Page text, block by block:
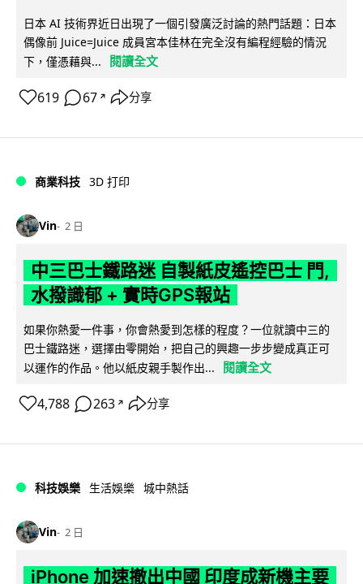
日本 AI 技術界近日出現了一個引發廣泛討論的熱門話題：日本
偶像前 Juice=Juice 成員宮本佳林在完全沒有編程經驗的情況
下，僅憑藉與...
閱讀全文
619 67 ↗ 分享
商業科技 3D 打印
Vin 2 日
中三巴士鐵路迷 自製紙皮遙控巴士 門,
水撥識郁 + 實時GPS報站
如果你熱愛一件事，你會熱愛到怎樣的程度？一位就讀中三的
巴士鐵路迷，選擇由零開始，把自己的興趣一步步變成真正可
以運作的作品。他以紙皮親手製作出...
閱讀全文
4,788 263 ↗ 分享
科技娛樂 生活娛樂 城中熱話
Vin 2 日
iPhone 加速撤出中國 印度成新機主要